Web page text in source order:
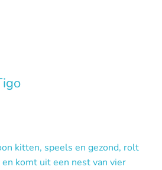
kitten, speels en gezond, rolt
komt uit een nest van vier